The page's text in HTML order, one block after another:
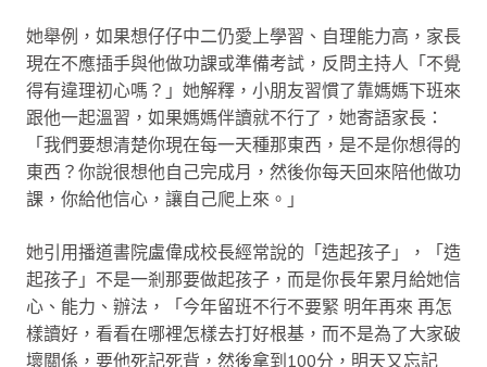
她舉例，如果想仔仔中二仍愛上學習、自理能力高，家長
現在不應插手與他做功課或準備考試，反問主持人「不覺
得有違理初心嗎？」她解釋，小朋友習慣了靠媽媽下班來
跟他一起溫習，如果媽媽伴讀就不行了，她寄語家長：
「我們要想清楚你現在每一天種那東西，是不是你想得的
東西？你說很想他自己完成月，然後你每天回來陪他做功
課，你給他信心，讓自己爬上來。」
她引用播道書院盧偉成校長經常說的「造起孩子」，「造
起孩子」不是一剎那要做起孩子，而是你長年累月給她信
心、能力、辦法，「今年留班不行不要緊 明年再來 再怎
樣讀好，看看在哪裡怎樣去打好根基，而不是為了大家破
壞關係，要他死記死背，然後拿到100分，明天又忘記